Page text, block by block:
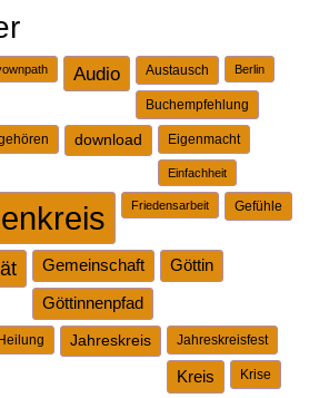
Audio Austausch Berlin
Buchempfehlung
download Eigenmacht
Einfachheit
Friedensarbeit Gefühle
Gemeinschaft Göttin
Göttinnenpfad
Heilung Jahreskreis Jahreskreisfest
Kreis Krise